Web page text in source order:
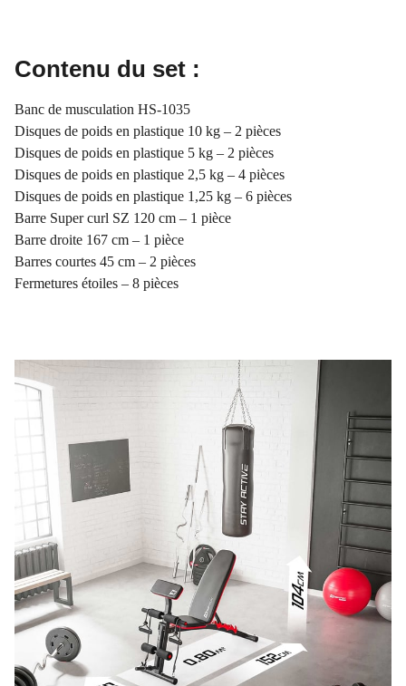
Contenu du set :
Banc de musculation HS-1035
Disques de poids en plastique 10 kg – 2 pièces
Disques de poids en plastique 5 kg – 2 pièces
Disques de poids en plastique 2,5 kg – 4 pièces
Disques de poids en plastique 1,25 kg – 6 pièces
Barre Super curl SZ 120 cm – 1 pièce
Barre droite 167 cm – 1 pièce
Barres courtes 45 cm – 2 pièces
Fermetures étoiles – 8 pièces